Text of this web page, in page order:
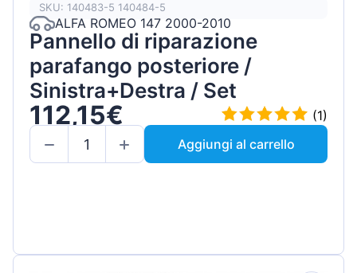
SKU: 140483-5 140484-5
ALFA ROMEO 147 2000-2010
Pannello di riparazione
parafango posteriore /
Sinistra+Destra / Set
112,15€
(1)
Aggiungi al carrello